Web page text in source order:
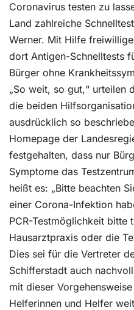
Coronavirus testen zu
Land zahlreiche
Werner. Mit Hilfe
dort Antigen-Schnelltests
Bürger ohne
„So weit, so gut,“ urteilen
die beiden
ausdrücklich so
Homepage der
festgehalten, dass nur
Symptome das
heißt es: „Bitte beachten
einer Corona-Infektion
PCR-Testmöglichkeit bitte
Hausarztpraxis oder die
Dies sei für die Vertreter
Schifferstadt auch
mit dieser
Helferinnen und Helfer